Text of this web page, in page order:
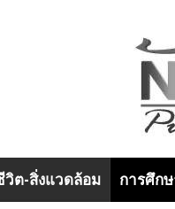
ต-สิ่งแวดล้อม การศึก